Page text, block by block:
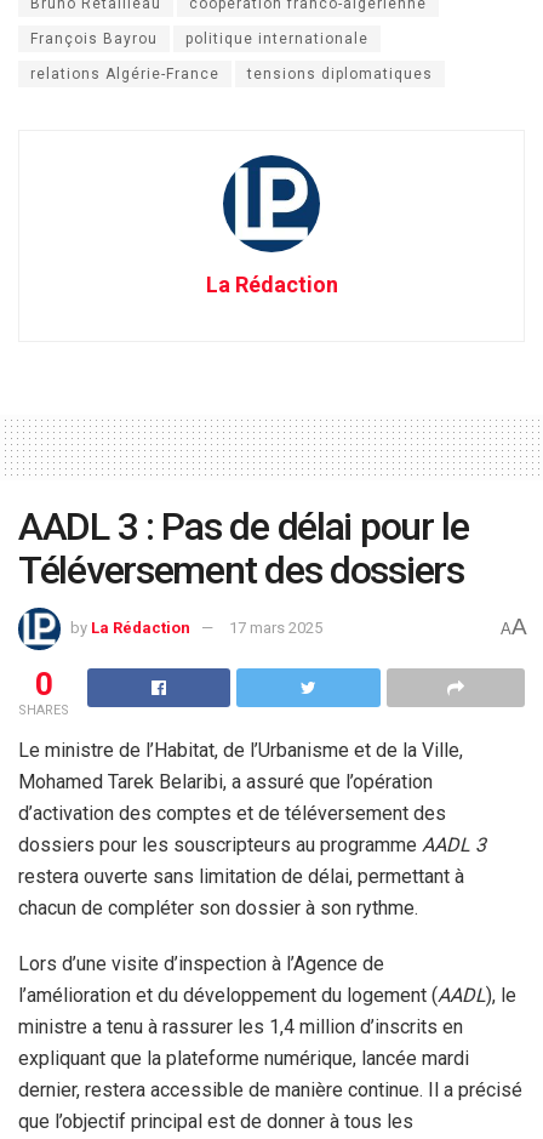
François Bayrou politique internationale
relations Algérie-France tensions diplomatiques
La Rédaction
AADL 3 : Pas de délai pour le
Téléversement des dossiers
by La Rédaction 17 mars 2025 AA
0
SHARES
Le ministre de l’Habitat, de l’Urbanisme et de la Ville,
Mohamed Tarek Belaribi, a assuré que l’opération
d’activation des comptes et de téléversement des
dossiers pour les souscripteurs au programme AADL 3
restera ouverte sans limitation de délai, permettant à
chacun de compléter son dossier à son rythme.
Lors d’une visite d’inspection à l’Agence de
l’amélioration et du développement du logement (AADL), le
ministre a tenu à rassurer les 1,4 million d’inscrits en
expliquant que la plateforme numérique, lancée mardi
dernier, restera accessible de manière continue. Il a précisé
que l’objectif principal est de donner à tous les